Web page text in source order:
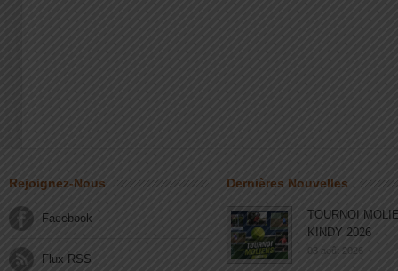
Rejoignez-Nous
Facebook
Flux RSS
Dernières Nouvelles
TOURNOI
KINDY 2026
03 août 2026